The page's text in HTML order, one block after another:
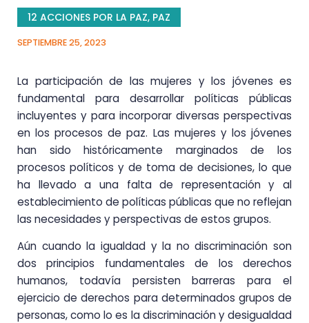
12 ACCIONES POR LA PAZ, PAZ
SEPTIEMBRE 25, 2023
La participación de las mujeres y los jóvenes es
fundamental para desarrollar políticas públicas
incluyentes y para incorporar diversas perspectivas
en los procesos de paz. Las mujeres y los jóvenes
han sido históricamente marginados de los
procesos políticos y de toma de decisiones, lo que
ha llevado a una falta de representación y al
establecimiento de políticas públicas que no reflejan
las necesidades y perspectivas de estos grupos.
Aún cuando la igualdad y la no discriminación son
dos principios fundamentales de los derechos
humanos, todavía persisten barreras para el
ejercicio de derechos para determinados grupos de
personas, como lo es la discriminación y desigualdad